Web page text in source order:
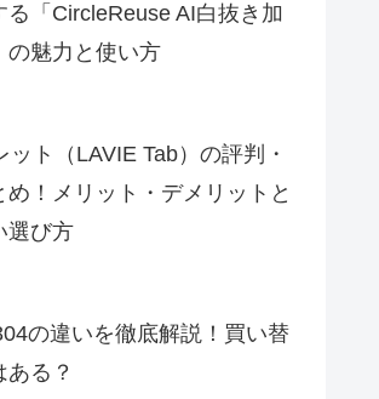
る「CircleReuse AI白抜き加
の魅力と使い方
ット（LAVIE Tab）の評判・
め！メリット・デメリットと
選び方
の違いを徹底解説！買い替
ある？